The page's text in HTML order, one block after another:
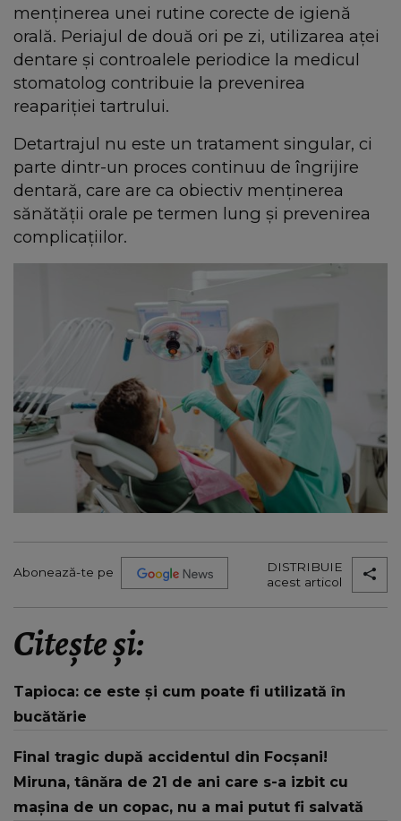
menținerea unei rutine corecte de igienă
orală. Periajul de două ori pe zi, utilizarea aței
dentare și controalele periodice la medicul
stomatolog contribuie la prevenirea
reapariției tartrului.
Detartrajul nu este un tratament singular, ci
parte dintr-un proces continuu de îngrijire
dentară, care are ca obiectiv menținerea
sănătății orale pe termen lung și prevenirea
complicațiilor.
Abonează-te pe
DISTRIBUIE
acest articol
Citește și:
Tapioca: ce este și cum poate fi utilizată în
bucătărie
Final tragic după accidentul din Focșani!
Miruna, tânăra de 21 de ani care s-a izbit cu
mașina de un copac, nu a mai putut fi salvată